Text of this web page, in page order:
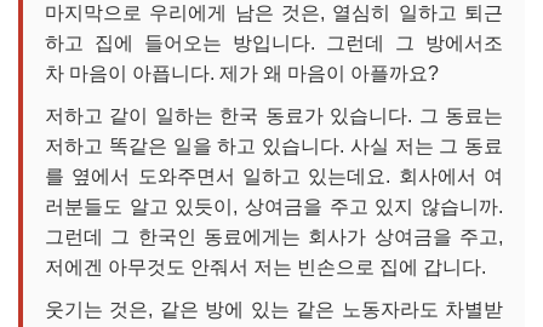
마지막으로 우리에게 남은 것은, 열심히 일하고 퇴근
하고 집에 들어오는 방입니다. 그런데 그 방에서조
차 마음이 아픕니다. 제가 왜 마음이 아플까요?
저하고 같이 일하는 한국 동료가 있습니다. 그 동료는
저하고 똑같은 일을 하고 있습니다. 사실 저는 그 동료
를 옆에서 도와주면서 일하고 있는데요. 회사에서 여
러분들도 알고 있듯이, 상여금을 주고 있지 않습니까.
그런데 그 한국인 동료에게는 회사가 상여금을 주고,
저에겐 아무것도 안줘서 저는 빈손으로 집에 갑니다.
웃기는 것은, 같은 방에 있는 같은 노동자라도 차별받